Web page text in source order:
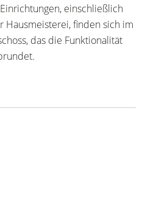
einschließlich
Hausmeisterei, finden sich im
das die Funktionalität